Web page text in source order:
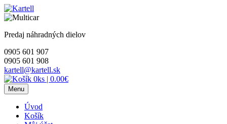
Skip
to
Predaj náhradných dielov
0905 601 907
0905 601 908
kartell@kartell.sk
0ks | 0.00€
Menu
Úvod
Košík